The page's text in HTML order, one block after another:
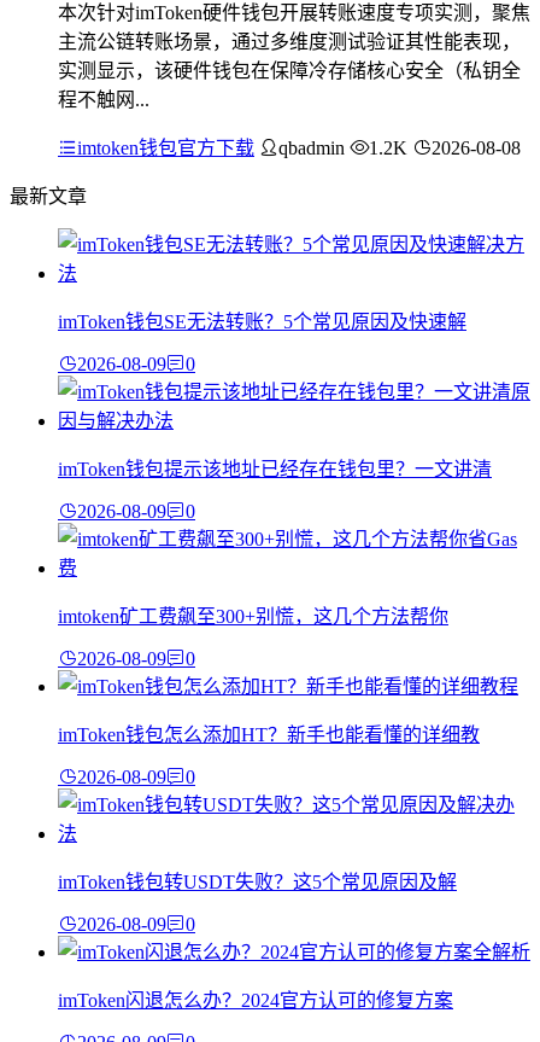
本次针对imToken硬件钱包开展转账速度专项实测，聚焦
主流公链转账场景，通过多维度测试验证其性能表现，
实测显示，该硬件钱包在保障冷存储核心安全（私钥全
程不触网...
imtoken钱包官方下载 qbadmin 1.2K 2026-08-08
最新文章
imToken钱包SE无法转账？5个常见原因及快速解
2026-08-09 0
imToken钱包提示该地址已经存在钱包里？一文讲清
2026-08-09 0
imtoken矿工费飙至300+别慌，这几个方法帮你
2026-08-09 0
imToken钱包怎么添加HT？新手也能看懂的详细教
2026-08-09 0
imToken钱包转USDT失败？这5个常见原因及解
2026-08-09 0
imToken闪退怎么办？2024官方认可的修复方案